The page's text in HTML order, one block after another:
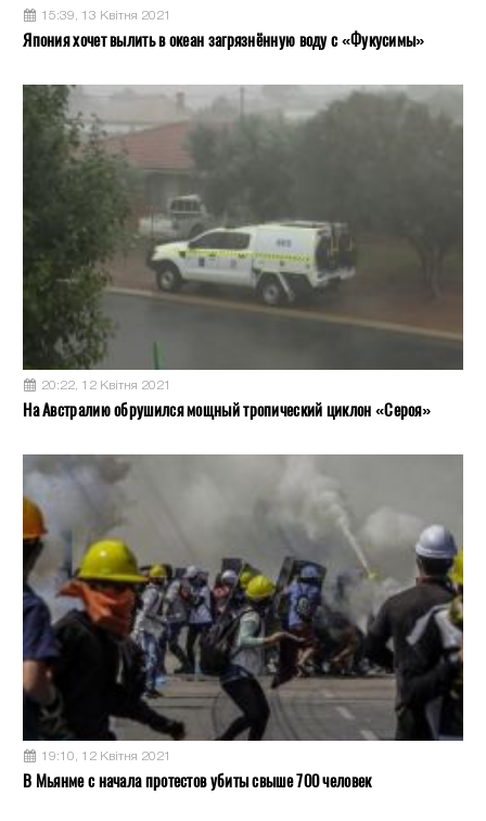
15:39, 13 Квітня 2021
Япония хочет вылить в океан загрязнённую воду с «Фукусимы»
20:22, 12 Квітня 2021
На Австралию обрушился мощный тропический циклон «Сероя»
19:10, 12 Квітня 2021
В Мьянме с начала протестов убиты свыше 700 человек